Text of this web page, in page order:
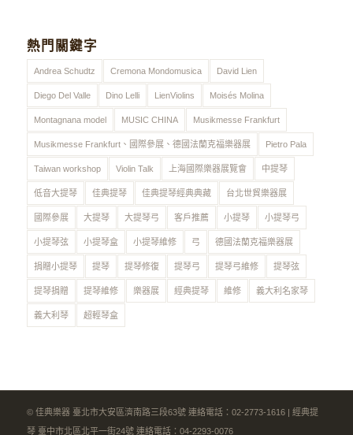
熱門關鍵字
Andrea Schudtz Cremona Mondomusica David Lien
Diego Del Valle Dino Lelli LienViolins Moisés Molina
Montagnana model MUSIC CHINA Musikmesse Frankfurt
Musikmesse Frankfurt、國際參展、德國法蘭克福樂器展 Pietro Pala
Taiwan workshop Violin Talk 上海國際樂器展覽會 中提琴
低音大提琴 佳典提琴 佳典提琴經典典藏 台北世貿樂器展
國際參展 大提琴 大提琴弓 客戶推薦 小提琴 小提琴弓
小提琴弦 小提琴盒 小提琴維修 弓 德國法蘭克福樂器展
捐贈小提琴 提琴 提琴修復 提琴弓 提琴弓維修 提琴弦
提琴捐贈 提琴維修 樂器展 經典提琴 維修 義大利名家琴
義大利琴 超輕琴盒
© 佳典樂器 臺北市大安區濟南路三段63號 連絡電話：02-2773-1616 | 經典提
琴 臺中市北區北平一街24號 連絡電話：04-2293-0076